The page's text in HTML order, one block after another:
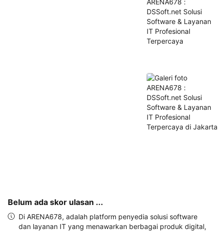
Belum ada skor ulasan ...
Di ARENA678, adalah platform penyedia solusi software
dan layanan IT yang menawarkan berbagai produk digital,